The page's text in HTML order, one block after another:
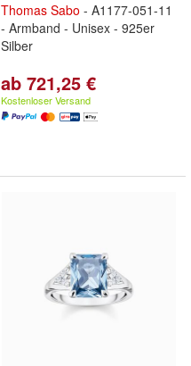
Thomas Sabo - A1177-051-11
- Armband - Unisex - 925er
Silber
ab 721,25 €
Kostenloser Versand